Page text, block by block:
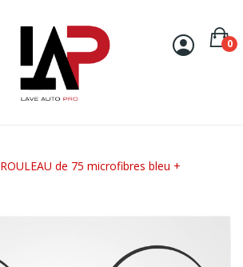
0
ROULEAU de 75 microfibres bleu +